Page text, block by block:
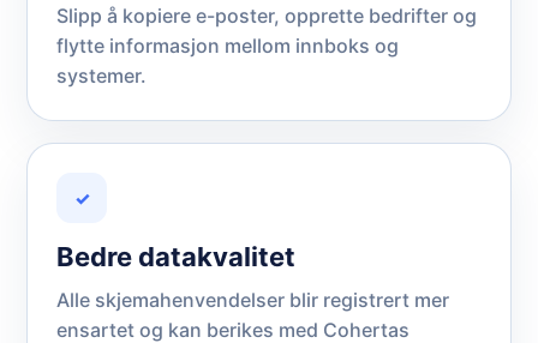
Slipp å kopiere e-poster, opprette bedrifter og
flytte informasjon mellom innboks og
systemer.
✓
Bedre datakvalitet
Alle skjemahenvendelser blir registrert mer
ensartet og kan berikes med Cohertas